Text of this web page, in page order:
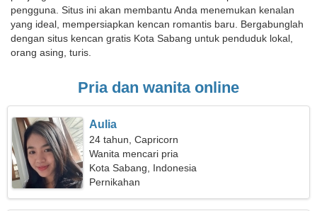
pengguna. Situs ini akan membantu Anda menemukan kenalan
yang ideal, mempersiapkan kencan romantis baru. Bergabunglah
dengan situs kencan gratis Kota Sabang untuk penduduk lokal,
orang asing, turis.
Pria dan wanita online
Aulia
24 tahun, Capricorn
Wanita mencari pria
Kota Sabang, Indonesia
Pernikahan